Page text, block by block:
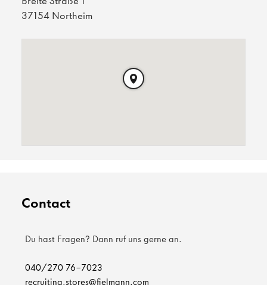
37154 Northeim
Contact
Du hast Fragen? Dann ruf uns gerne an.
040/270 76-7023
recruiting.stores@fielmann.com